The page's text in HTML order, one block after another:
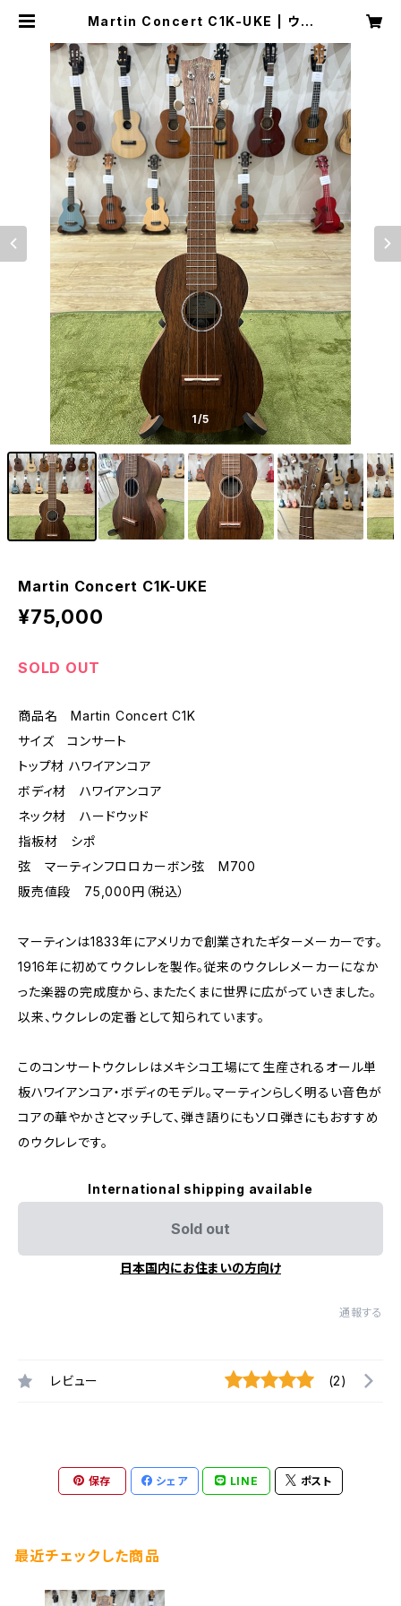
Martin Concert C1K-UKE | ウク
1/5
Martin Concert C1K-UKE
¥75,000
SOLD OUT
商品名 Martin Concert C1K
サイズ コンサート
トップ材 ハワイアンコア
ボディ材 ハワイアンコア
ネック材 ハードウッド
指板材 シポ
弦 マーティンフロロカーボン弦 M700
販売値段 75,000円（税込）
マーティンは1833年にアメリカで創業されたギターメーカーです。
1916年に初めてウクレレを製作。従来のウクレレメーカーになか
った楽器の完成度から、またたくまに世界に広がっていきました。
以来、ウクレレの定番として知られています。
このコンサートウクレレはメキシコ工場にて生産されるオール単
板ハワイアンコア・ボディのモデル。マーティンらしく明るい音色が
コアの華やかさとマッチして、弾き語りにもソロ弾きにもおすすめ
のウクレレです。
International shipping available
Sold out
日本国内にお住まいの方向け
通報する
レビュー (2)
保存 シェア LINE ポスト
最近チェックした商品